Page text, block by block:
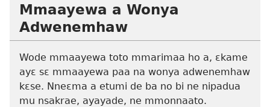
Mmaayewa a Wonya
Adwenemhaw
Wode mmaayewa toto mmarimaa ho a, ɛkame
ayɛ sɛ mmaayewa paa na wonya adwenemhaw
kɛse. Nneɛma a etumi de ba no bi ne nipadua
mu nsakrae, ayayade, ne mmonnaato.